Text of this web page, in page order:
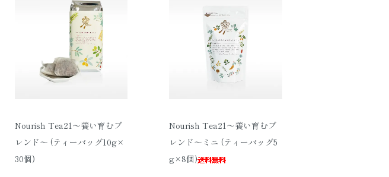
Nourish Tea21〜養い育むブ
レンド〜 (ティーバッグ10g×
30個)
Nourish Tea21〜養い育むブ
レンド〜ミニ (ティーバッグ5
g×8個)